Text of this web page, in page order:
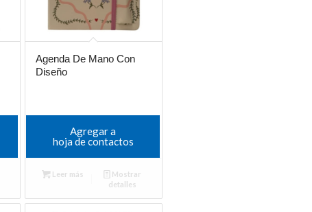
Agenda De Mano Con
Diseño
Agregar a
hoja de contactos
Leer más
Mostrar
detalles